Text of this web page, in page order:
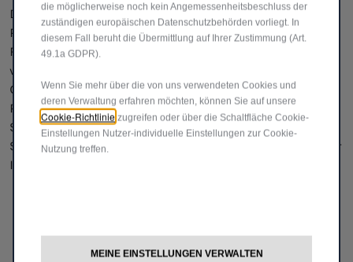
Die Wahl der richtigen Reifengröße ist entscheidend.
Reifen mit abweichenden Maßen gegenüber dem
Fahrzeugschein zu montieren, ist unzulässig. Ebenso ist es
verboten, Reifen mit einem niedrigeren
Geschwindigkeitsindex als angegeben zu verwenden.
Reifen mit höherem Index sind hingegen erlaubt. Wenden
Sie sich an Ihren Fiat Professional Partner: Unsere
Spezialisten beraten Sie gerne zur passenden Bereifung für
Ihr Nutzfahrzeug.
die möglicherweise noch kein Angemessenheitsbeschluss der
zuständigen europäischen Datenschutzbehörden vorliegt. In
diesem Fall beruht die Übermittlung auf Ihrer Zustimmung (Art.
49.1a GDPR).
Wenn Sie mehr über die von uns verwendeten Cookies und
deren Verwaltung erfahren möchten, können Sie auf unsere
Cookie-Richtlinie zugreifen oder über die Schaltfläche Cookie-
Einstellungen Nutzer-individuelle Einstellungen zur Cookie-
Nutzung treffen.
MEINE EINSTELLUNGEN VERWALTEN